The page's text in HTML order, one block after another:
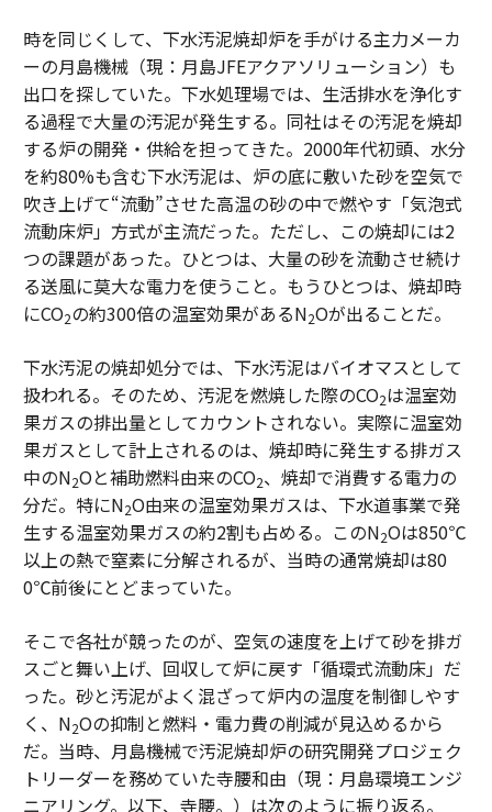
時を同じくして、下水汚泥焼却炉を手がける主力メーカ
ーの月島機械（現：月島JFEアクアソリューション）も
出口を探していた。下水処理場では、生活排水を浄化す
る過程で大量の汚泥が発生する。同社はその汚泥を焼却
する炉の開発・供給を担ってきた。2000年代初頭、水分
を約80%も含む下水汚泥は、炉の底に敷いた砂を空気で
吹き上げて“流動”させた高温の砂の中で燃やす「気泡式
流動床炉」方式が主流だった。ただし、この焼却には2
つの課題があった。ひとつは、大量の砂を流動させ続け
る送風に莫大な電力を使うこと。もうひとつは、焼却時
にCO2の約300倍の温室効果があるN2Oが出ることだ。
下水汚泥の焼却処分では、下水汚泥はバイオマスとして
扱われる。そのため、汚泥を燃焼した際のCO2は温室効
果ガスの排出量としてカウントされない。実際に温室効
果ガスとして計上されるのは、焼却時に発生する排ガス
中のN2Oと補助燃料由来のCO2、焼却で消費する電力の
分だ。特にN2O由来の温室効果ガスは、下水道事業で発
生する温室効果ガスの約2割も占める。このN2Oは850℃
以上の熱で窒素に分解されるが、当時の通常焼却は80
0℃前後にとどまっていた。
そこで各社が競ったのが、空気の速度を上げて砂を排ガ
スごと舞い上げ、回収して炉に戻す「循環式流動床」だ
った。砂と汚泥がよく混ざって炉内の温度を制御しやす
く、N2Oの抑制と燃料・電力費の削減が見込めるから
だ。当時、月島機械で汚泥焼却炉の研究開発プロジェク
トリーダーを務めていた寺腰和由（現：月島環境エンジ
ニアリング。以下、寺腰。）は次のように振り返る。